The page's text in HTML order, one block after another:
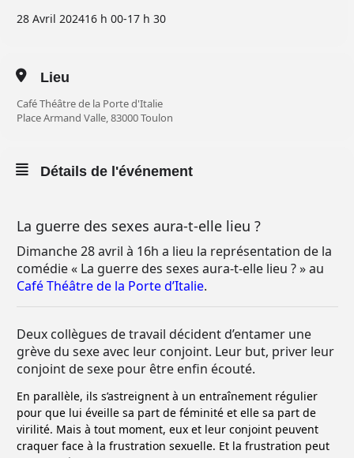
28 Avril 202416 h 00-17 h 30
Lieu
Café Théâtre de la Porte d'Italie
Place Armand Valle, 83000 Toulon
Détails de l'événement
La guerre des sexes aura-t-elle lieu ?
Dimanche 28 avril à 16h a lieu la représentation de la
comédie « La guerre des sexes aura-t-elle lieu ? » au
Café Théâtre de la Porte d’Italie.
Deux collègues de travail décident d’entamer une
grève du sexe avec leur conjoint. Leur but, priver leur
conjoint de sexe pour être enfin écouté.
En parallèle, ils s’astreignent à un entraînement régulier
pour que lui éveille sa part de féminité et elle sa part de
virilité. Mais à tout moment, eux et leur conjoint peuvent
craquer face à la frustration sexuelle. Et la frustration peut